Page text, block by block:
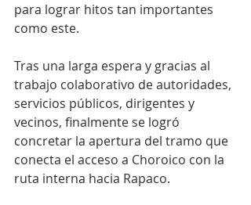
para lograr hitos tan importantes
como este.
Tras una larga espera y gracias al
trabajo colaborativo de autoridades,
servicios públicos, dirigentes y
vecinos, finalmente se logró
concretar la apertura del tramo que
conecta el acceso a Choroico con la
ruta interna hacia Rapaco.